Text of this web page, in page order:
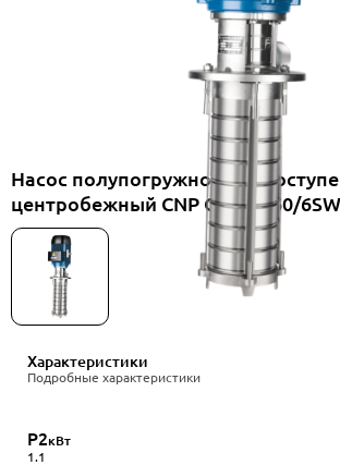
Насос полупогружной
центробежный CNP CDLK4-60/
Характеристики
Подробные характеристики
P2кВт
1.1